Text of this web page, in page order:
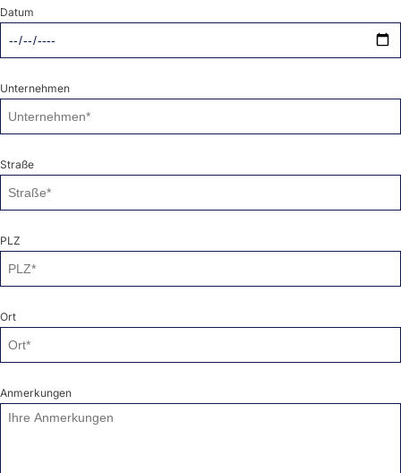
Datum
Unternehmen
Straße
PLZ
Ort
Anmerkungen